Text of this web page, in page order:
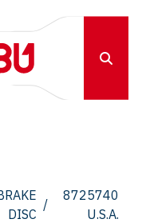
DISC
/
8725740
U.S.A.